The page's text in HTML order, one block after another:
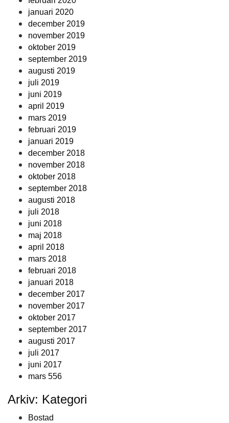
januari 2020
december 2019
november 2019
oktober 2019
september 2019
augusti 2019
juli 2019
juni 2019
april 2019
mars 2019
februari 2019
januari 2019
december 2018
november 2018
oktober 2018
september 2018
augusti 2018
juli 2018
juni 2018
maj 2018
april 2018
mars 2018
februari 2018
januari 2018
december 2017
november 2017
oktober 2017
september 2017
augusti 2017
juli 2017
juni 2017
mars 556
Arkiv: Kategori
Bostad